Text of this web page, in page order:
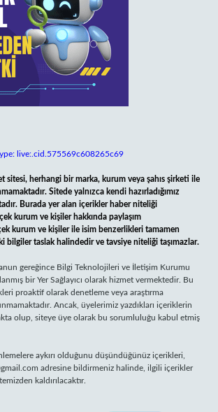
live:.cid.575569c608265c69
sitesi, herhangi bir marka, kurum veya şahıs şirketi ile
Sitede yalnızca kendi hazırladığımız
Burada yer alan içerikler haber niteliği
kurum ve kişiler hakkında paylaşım
kurum ve kişiler ile isim benzerlikleri tamamen
bilgiler taslak halindedir ve tavsiye niteliği taşımazlar.
gereğince Bilgi Teknolojileri ve İletişim Kurumu
bir Yer Sağlayıcı olarak hizmet vermektedir. Bu
proaktif olarak denetleme veya araştırma
Ancak, üyelerimiz yazdıkları içeriklerin
olup, siteye üye olarak bu sorumluluğu kabul etmiş
aykırı olduğunu düşündüğünüz içerikleri,
adresine bildirmeniz halinde, ilgili içerikler
kaldırılacaktır.